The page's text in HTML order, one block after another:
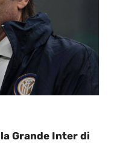
Grande Inter di